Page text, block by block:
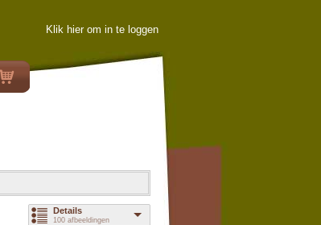
Klik hier om in te loggen
Details
100 afbeeldingen